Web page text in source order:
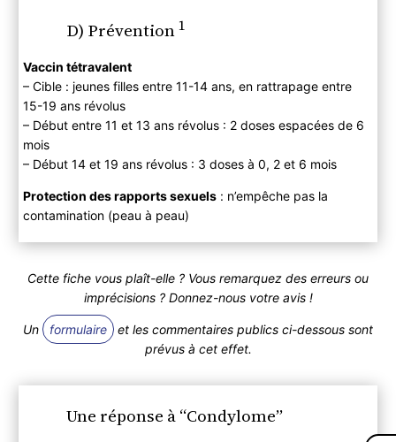
D) Prévention1
Vaccin tétravalent
– Cible : jeunes filles entre 11-14 ans, en rattrapage entre
15-19 ans révolus
– Début entre 11 et 13 ans révolus : 2 doses espacées de 6
mois
– Début 14 et 19 ans révolus : 3 doses à 0, 2 et 6 mois
Protection des rapports sexuels: n’empêche pas la
contamination (peau à peau)
Cette fiche vous plaît-elle ? Vous remarquez des erreurs ou
imprécisions ? Donnez-nous votre avis !
Un formulaire
et les commentaires publics ci-dessous sont
prévus à cet effet.
Une réponse à “Condylome”